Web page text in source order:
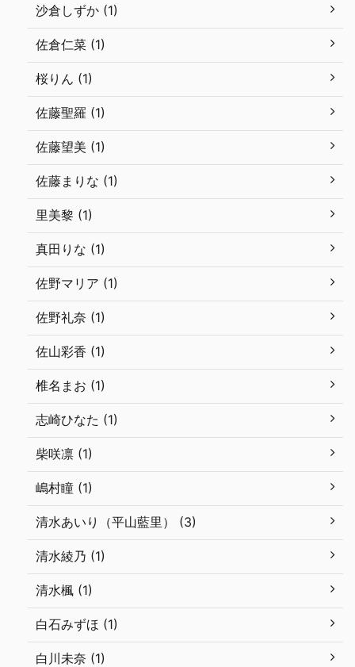
沙倉しずか (1)
佐倉仁菜 (1)
桜りん (1)
佐藤聖羅 (1)
佐藤望美 (1)
佐藤まりな (1)
里美黎 (1)
真田りな (1)
佐野マリア (1)
佐野礼奈 (1)
佐山彩香 (1)
椎名まお (1)
志崎ひなた (1)
柴咲凛 (1)
嶋村瞳 (1)
清水あいり（平山藍里） (3)
清水綾乃 (1)
清水楓 (1)
白石みずほ (1)
白川未奈 (1)